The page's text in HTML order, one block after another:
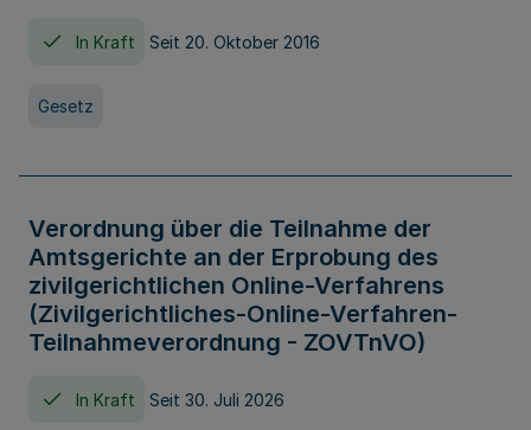
In Kraft Seit 20. Oktober 2016
Gesetz
Verordnung über die Teilnahme der
Amtsgerichte an der Erprobung des
zivilgerichtlichen Online-Verfahrens
(Zivilgerichtliches-Online-Verfahren-
Teilnahmeverordnung - ZOVTnVO)
In Kraft Seit 30. Juli 2026